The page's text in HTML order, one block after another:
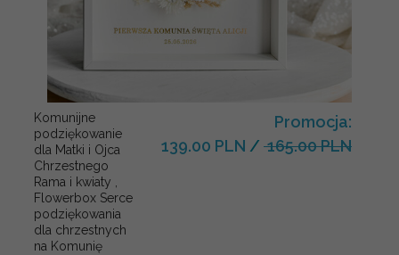
Komunijne
podziękowanie
dla Matki i Ojca
Chrzestnego
Rama i kwiaty ,
Flowerbox Serce
podziękowania
dla chrzestnych
na Komunię
Promocja:
139.00 PLN / 165.00 PLN